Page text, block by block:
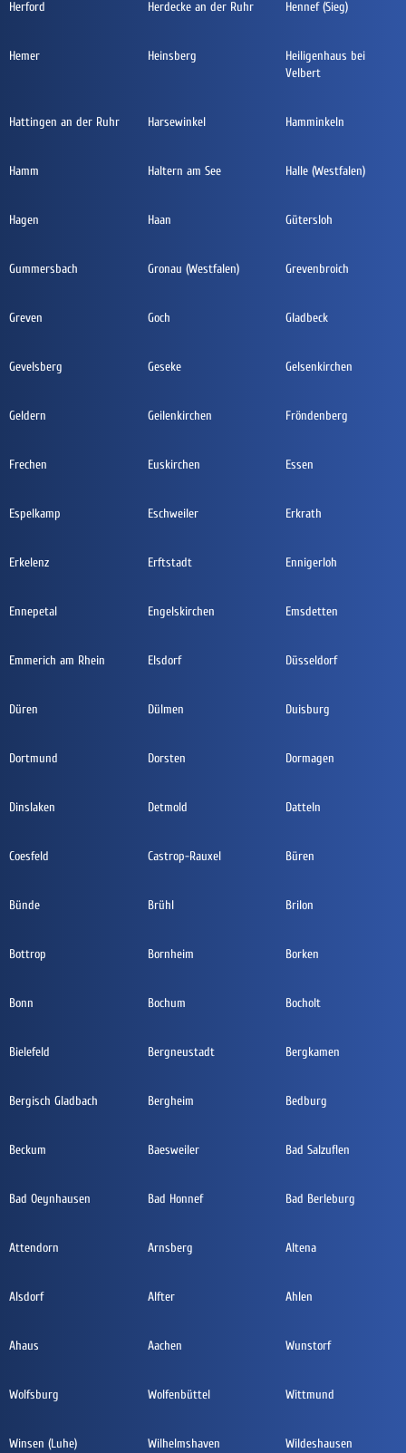
Herford Herdecke an der Ruhr Hennef (Sieg)
Hemer Heinsberg
Heiligenhaus bei
Velbert
Hattingen an der Ruhr Harsewinkel Hamminkeln
Hamm Haltern am See Halle (Westfalen)
Hagen Haan Gütersloh
Gummersbach Gronau (Westfalen) Grevenbroich
Greven Goch Gladbeck
Gevelsberg Geseke Gelsenkirchen
Geldern Geilenkirchen Fröndenberg
Frechen Euskirchen Essen
Espelkamp Eschweiler Erkrath
Erkelenz Erftstadt Ennigerloh
Ennepetal Engelskirchen Emsdetten
Emmerich am Rhein Elsdorf Düsseldorf
Düren Dülmen Duisburg
Dortmund Dorsten Dormagen
Dinslaken Detmold Datteln
Coesfeld Castrop-Rauxel Büren
Bünde Brühl Brilon
Bottrop Bornheim Borken
Bonn Bochum Bocholt
Bielefeld Bergneustadt Bergkamen
Bergisch Gladbach Bergheim Bedburg
Beckum Baesweiler Bad Salzuflen
Bad Oeynhausen Bad Honnef Bad Berleburg
Attendorn Arnsberg Altena
Alsdorf Alfter Ahlen
Ahaus Aachen Wunstorf
Wolfsburg Wolfenbüttel Wittmund
Winsen (Luhe) Wilhelmshaven Wildeshausen